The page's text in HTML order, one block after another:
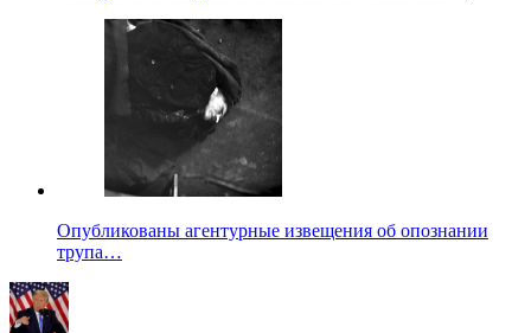
Опубликованы агентурные извещения об опознании
трупа…